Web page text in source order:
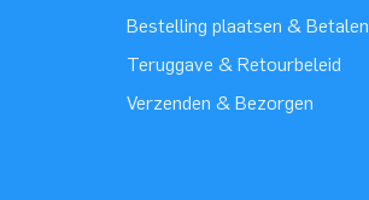
Bestelling plaatsen & Betalen
Teruggave & Retourbeleid
Verzenden & Bezorgen